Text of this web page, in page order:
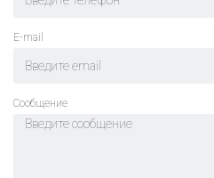
E-mail
Cообщение